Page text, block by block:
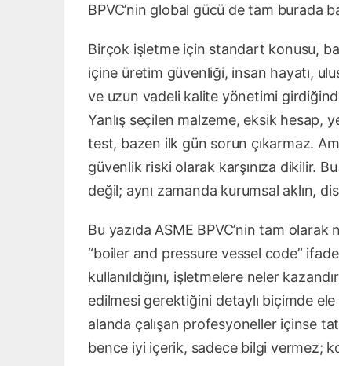
BPVC’nin global gücü de tam burada
Birçok işletme için standart konusu,
içine üretim güvenliği, insan hayatı,
ve uzun vadeli kalite yönetimi
Yanlış seçilen malzeme, eksik hesap,
test, bazen ilk gün sorun çıkarmaz.
güvenlik riski olarak karşınıza dikilir.
değil; aynı zamanda kurumsal aklın,
Bu yazıda ASME BPVC’nin tam
“boiler and pressure vessel code”
kullanıldığını, işletmelere neler
edilmesi gerektiğini detaylı biçimde ele
alanda çalışan profesyoneller içinse
bence iyi içerik, sadece bilgi vermez;